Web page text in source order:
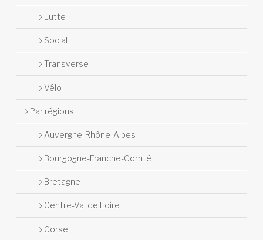
Lutte
Social
Transverse
Vélo
Par régions
Auvergne-Rhône-Alpes
Bourgogne-Franche-Comté
Bretagne
Centre-Val de Loire
Corse